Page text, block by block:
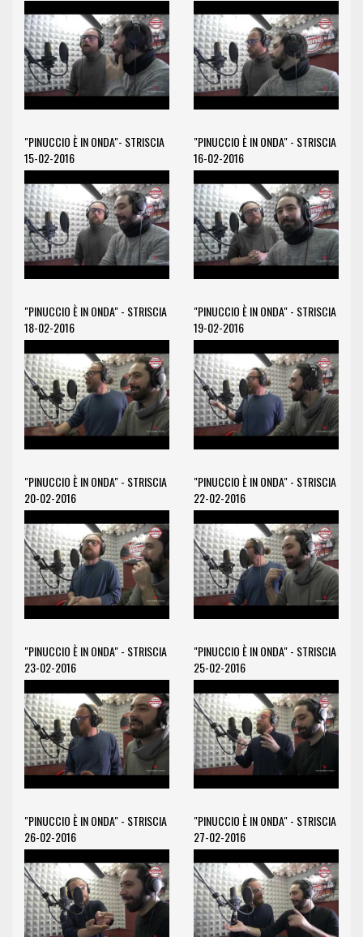
"PINUCCIO È IN ONDA"- STRISCIA
15-02-2016
"PINUCCIO È IN ONDA" - STRISCIA
16-02-2016
"PINUCCIO È IN ONDA" - STRISCIA
18-02-2016
"PINUCCIO È IN ONDA" - STRISCIA
19-02-2016
"PINUCCIO È IN ONDA" - STRISCIA
20-02-2016
"PINUCCIO È IN ONDA" - STRISCIA
22-02-2016
"PINUCCIO È IN ONDA" - STRISCIA
23-02-2016
"PINUCCIO È IN ONDA" - STRISCIA
25-02-2016
"PINUCCIO È IN ONDA" - STRISCIA
26-02-2016
"PINUCCIO È IN ONDA" - STRISCIA
27-02-2016